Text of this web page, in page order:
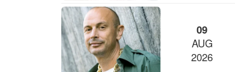
09
AUG
2026